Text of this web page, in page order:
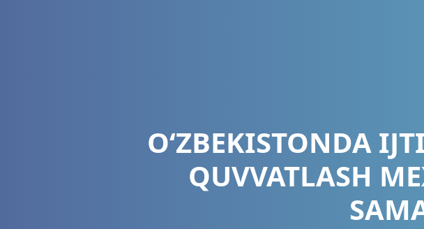
OʻZBEKISTONDA
QUVVATLASH